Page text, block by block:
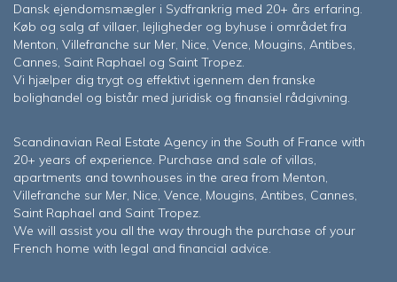
Dansk ejendomsmægler i Sydfrankrig med 20+ års erfaring.
Køb og salg af villaer, lejligheder og byhuse i området fra
Menton, Villefranche sur Mer, Nice, Vence, Mougins, Antibes,
Cannes, Saint Raphael og Saint Tropez.
Vi hjælper dig trygt og effektivt igennem den franske
bolighandel og bistår med juridisk og finansiel rådgivning.
Scandinavian Real Estate Agency in the South of France with
20+ years of experience. Purchase and sale of villas,
apartments and townhouses in the area from Menton,
Villefranche sur Mer, Nice, Vence, Mougins, Antibes, Cannes,
Saint Raphael and Saint Tropez.
We will assist you all the way through the purchase of your
French home with legal and financial advice.